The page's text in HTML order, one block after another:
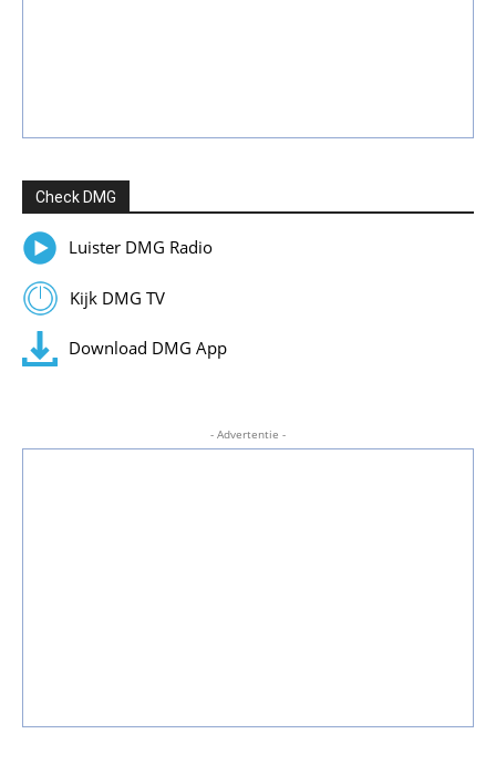
Check DMG
Luister DMG Radio
Kijk DMG TV
Download DMG App
- Advertentie -